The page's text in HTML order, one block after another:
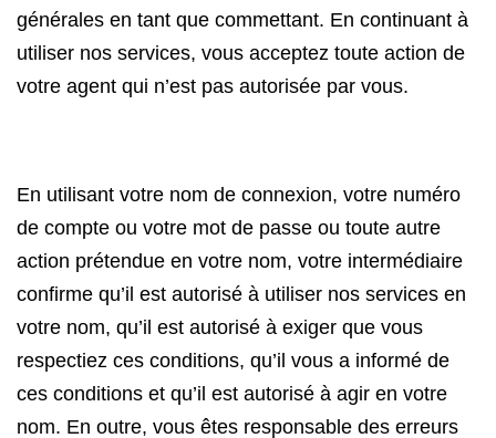
générales en tant que commettant. En continuant à
utiliser nos services, vous acceptez toute action de
votre agent qui n’est pas autorisée par vous.
En utilisant votre nom de connexion, votre numéro
de compte ou votre mot de passe ou toute autre
action prétendue en votre nom, votre intermédiaire
confirme qu’il est autorisé à utiliser nos services en
votre nom, qu’il est autorisé à exiger que vous
respectiez ces conditions, qu’il vous a informé de
ces conditions et qu’il est autorisé à agir en votre
nom. En outre, vous êtes responsable des erreurs